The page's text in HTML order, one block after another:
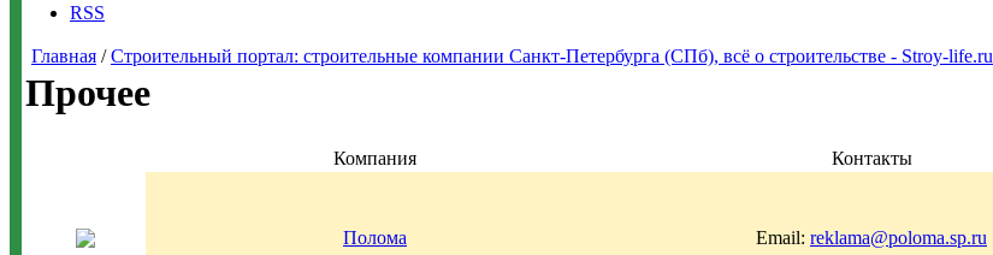
RSS
Главная /Строительный портал: строительные компании Санкт-Петербурга (СПб), всё о строительстве - Stroy-life.ru
Прочее
Компания Контакты
Полома Email: reklama@poloma.sp.ru